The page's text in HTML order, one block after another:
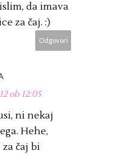
da imava
za čaj. :)
Odgovori
ob 12:05
ni nekaj
Hehe,
čaj bi